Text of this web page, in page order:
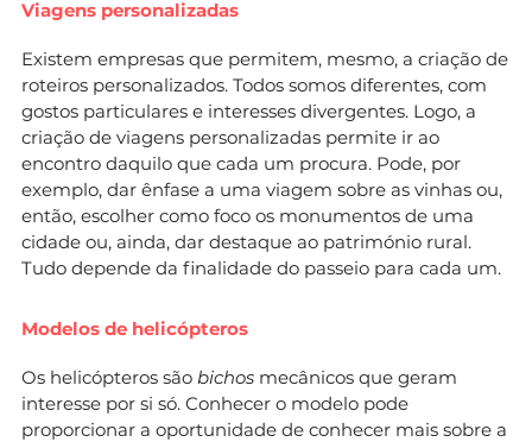
Viagens personalizadas
Existem empresas que permitem, mesmo, a criação de
roteiros personalizados. Todos somos diferentes, com
gostos particulares e interesses divergentes. Logo, a
criação de viagens personalizadas permite ir ao
encontro daquilo que cada um procura. Pode, por
exemplo, dar ênfase a uma viagem sobre as vinhas ou,
então, escolher como foco os monumentos de uma
cidade ou, ainda, dar destaque ao património rural.
Tudo depende da finalidade do passeio para cada um.
Modelos de helicópteros
Os helicópteros são bichos mecânicos que geram
interesse por si só. Conhecer o modelo pode
proporcionar a oportunidade de conhecer mais sobre a